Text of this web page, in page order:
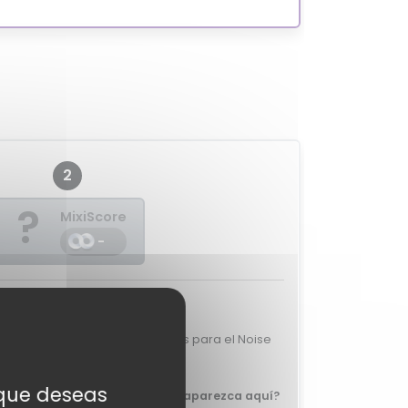
2
?
MixiScore
-
valoraciones de expertos para el Noise
que tu review del Noise Three aparezca aquí?
deseas